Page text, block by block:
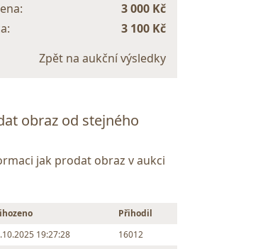
3 000 Kč
3 100 Kč
Zpět na aukční výsledky
obraz od stejného
jak prodat obraz v aukci
Přihodil
19:27:28
16012